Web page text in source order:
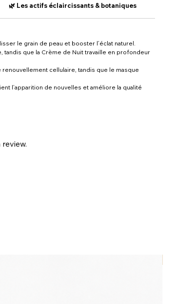
🌿 Les actifs éclaircissants & botaniques
le grain de peau et booster l’éclat naturel.
que la Crème de Nuit travaille en profondeur
cellulaire, tandis que le masque
l’apparition de nouvelles et améliore la qualité